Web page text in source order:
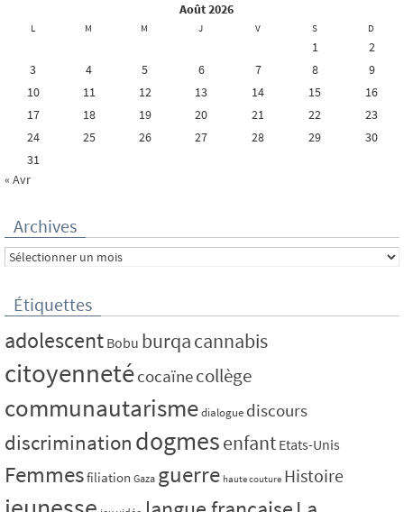
août 2026
L M M J V S D
1
2
3
4 5 6 7 8
9
10
11 12 13 14 15
16
17
18 19 20 21 22
23
24
25 26 27 28 29
30
31
« Avr
Archives
Archives
Étiquettes
adolescent Bobu burqacannabis
citoyennetécocaïnecollège
communautarismedialogue discours
discrimination dogmesenfant Etats-Unis
Femmesfiliation Gaza guerre haute couture Histoire